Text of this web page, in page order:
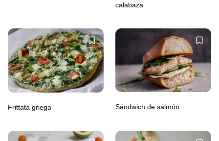
calabaza
Frittata griega Sándwich de salmón